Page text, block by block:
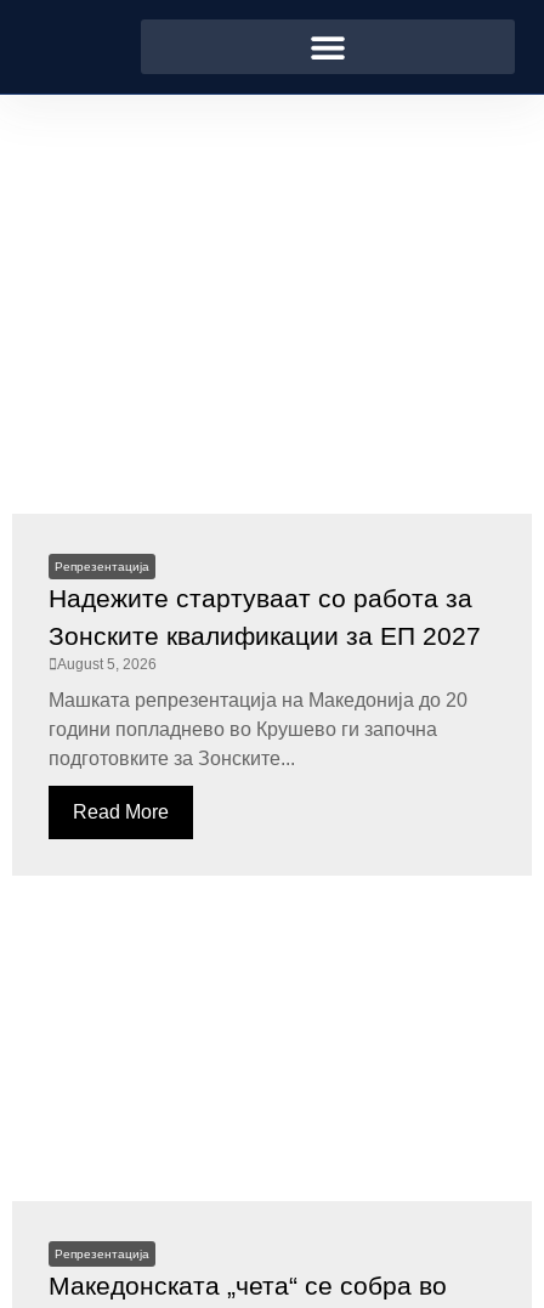
Репрезентација
Надежите стартуваат со работа за
Зонските квалификации за ЕП 2027
August 5, 2026
Машката репрезентација на Македонија до 20
години попладнево во Крушево ги започна
подготовките за Зонските...
Read More
Репрезентација
Македонската „чета“ се собра во